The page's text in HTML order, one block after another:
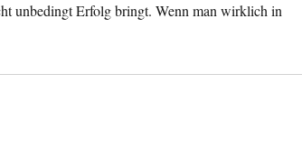
unbedingt Erfolg bringt. Wenn man wirklich in